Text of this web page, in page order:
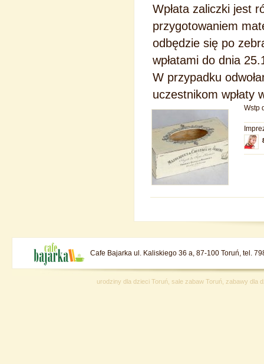
Wpłata zaliczki jest
przygotowaniem
odbędzie się po
wpłatami do dnia
W przypadku
uczestnikom wpłaty
Wstp
Cafe Bajarka ul. Kaliskiego 36 a, 87-100 Toruń, tel.
urodziny dla dzieci Toruń, sale zabaw Toruń, zabawy dla